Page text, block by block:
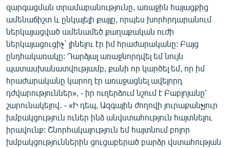
զարգացման տրամաբանությունը, առաջին հայացքից
ամենաճիշտ և ընկալելի քայլը, որպես խորհրդարանում
ներկայացված ամենամեծ քաղաքական ուժի
ներկայացուցիչ` լինելու էր իմ հրաժարականը: Բայց
ընդհակառակը: Դարձյալ առաջնորդվել եմ նույն
պատասխանատվությամբ, քանի որ կարծել եմ, որ իմ
հրաժարականը կարող էր առաջացնել ավելորդ
դժվարություններ», - իր ուղերձում նշում է Բաբլոյանը՝
շարունակելով․ - «Ի դեպ, Ազգային ժողովի յուրաքանչյուր
խմբակցություն ուներ ինձ անվստահություն հայտնելու
իրավունք: Շնորհակալություն եմ հայտնում բոլոր
խմբակցություններին ցուցաբերած բարձր վստահության